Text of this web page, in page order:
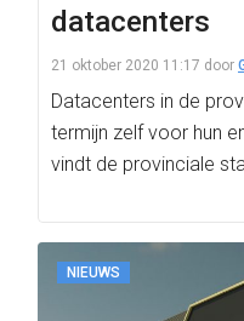
datacenters
21 oktober 2020 11:17 door
Datacenters in de
termijn zelf voor hun
vindt de provinciale
NIEUWS